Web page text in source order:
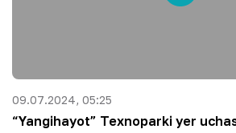
09.07.2024, 05:25
“Yangihayot” Texnoparki yer